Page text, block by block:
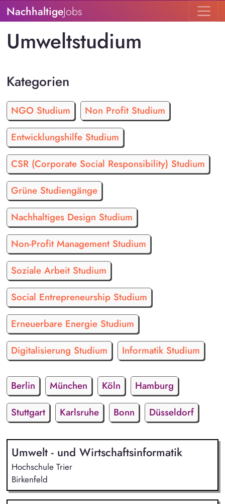
NachhaltigeJobs
Umweltstudium
Umwelt - und Wirtschaftsinformatik
Hochschule Trier
Birkenfeld
Kategorien
NGO Studium
Non Profit Studium
Entwicklungshilfe Studium
CSR (Corporate Social Responsibility) Studium
Grüne Studiengänge
Nachhaltiges Design Studium
Non-Profit Management Studium
Soziale Arbeit Studium
Social Entrepreneurship Studium
Erneuerbare Energie Studium
Digitalisierung Studium
Informatik Studium
Berlin München Köln
Hamburg
Stuttgart
Karlsruhe Bonn Düsseldorf